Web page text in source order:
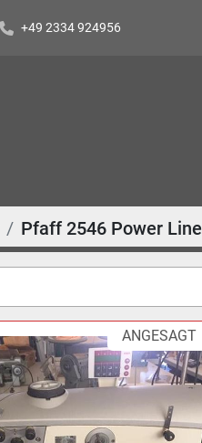
+49 2334 924956
Pfaff 2546 Power Line
ANGESAGT